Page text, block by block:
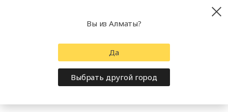
Вы из Алматы?
Да
Выбрать другой город